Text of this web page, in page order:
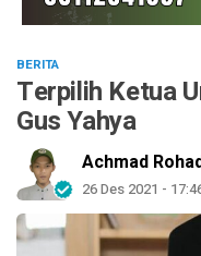
BERITA
Terpilih Ketua
Gus Yahya
Achmad
26 Des 2021 -